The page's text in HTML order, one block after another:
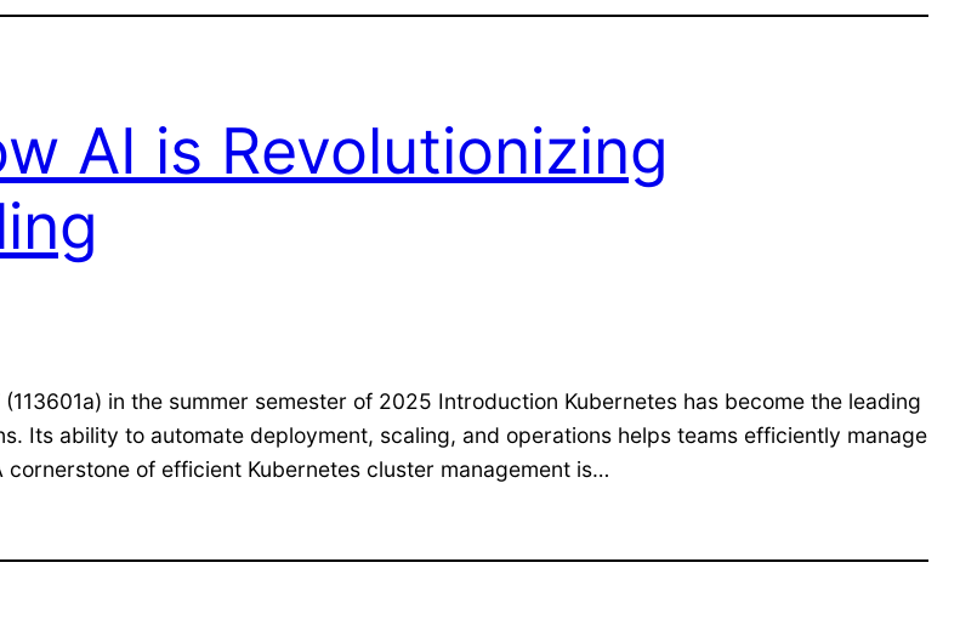
AI is Revolutionizing
in the summer semester of 2025 Introduction Kubernetes has become the leading
Its ability to automate deployment, scaling, and operations helps teams efficiently manage
of efficient Kubernetes cluster management is…